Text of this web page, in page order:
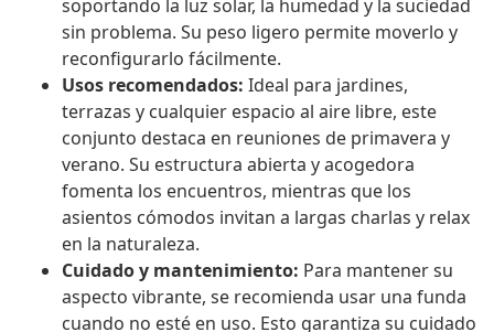
soportando la luz solar, la humedad y la suciedad
sin problema. Su peso ligero permite moverlo y
reconfigurarlo fácilmente.
Usos recomendados: Ideal para jardines,
terrazas y cualquier espacio al aire libre, este
conjunto destaca en reuniones de primavera y
verano. Su estructura abierta y acogedora
fomenta los encuentros, mientras que los
asientos cómodos invitan a largas charlas y relax
en la naturaleza.
Cuidado y mantenimiento: Para mantener su
aspecto vibrante, se recomienda usar una funda
cuando no esté en uso. Esto garantiza su cuidado